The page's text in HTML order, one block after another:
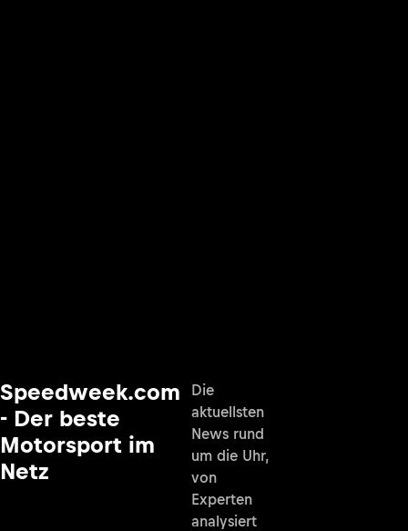
Speedweek.com
- Der beste
Motorsport im
Netz
Die
aktuellsten
News rund
um die Uhr,
von
Experten
analysiert